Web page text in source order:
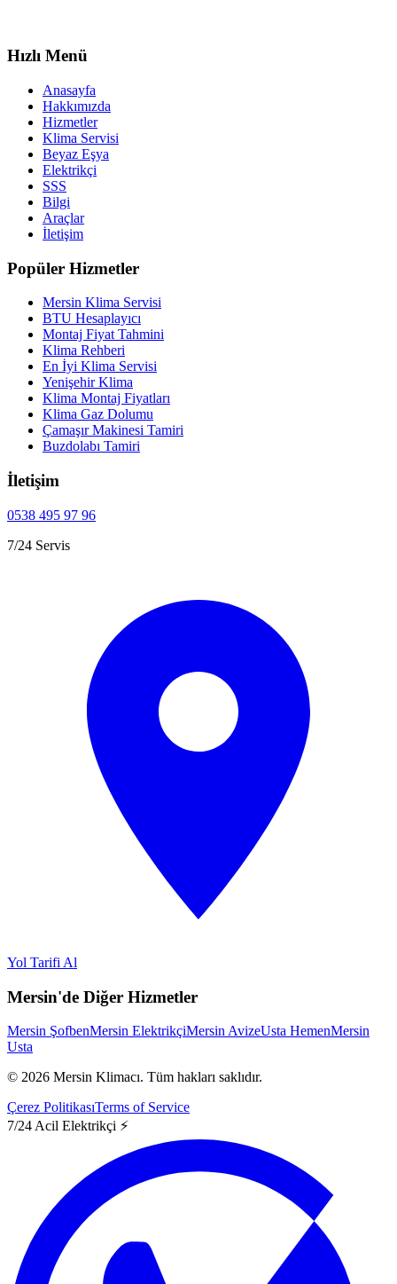
Hızlı Menü
Anasayfa
Hakkımızda
Hizmetler
Klima Servisi
Beyaz Eşya
Elektrikçi
SSS
Bilgi
Araçlar
İletişim
Popüler Hizmetler
Mersin Klima Servisi
BTU Hesaplayıcı
Montaj Fiyat Tahmini
Klima Rehberi
En İyi Klima Servisi
Yenişehir Klima
Klima Montaj Fiyatları
Klima Gaz Dolumu
Çamaşır Makinesi Tamiri
Buzdolabı Tamiri
İletişim
0538 495 97 96
7/24 Servis
Yol Tarifi Al
Mersin'de Diğer Hizmetler
Mersin ŞofbenMersin ElektrikçiMersin AvizeUsta HemenMersin
Usta
© 2026 Mersin Klimacı. Tüm hakları saklıdır.
Çerez PolitikasıTerms of Service
7/24 Acil Elektrikçi ⚡